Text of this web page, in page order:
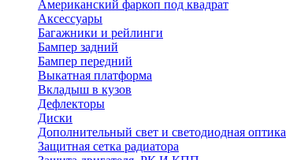
Американский фаркоп под квадрат
Аксессуары
Багажники и рейлинги
Бампер задний
Бампер передний
Выкатная платформа
Вкладыш в кузов
Дефлекторы
Диски
Дополнительный свет и светодиодная оптика
Защитная сетка радиатора